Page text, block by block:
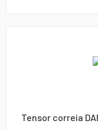
Tensor correia